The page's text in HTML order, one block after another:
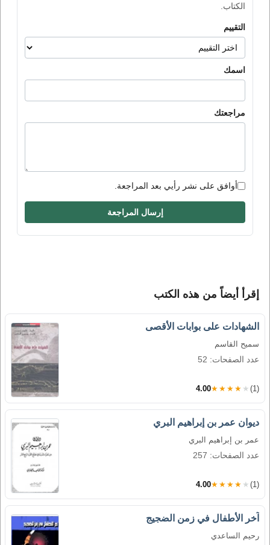
الكتاب.
التقييم
اسمك
مراجعتك
أوافق على نشر رأيي بعد المراجعة.
إرسال المراجعة
إقرأ أيضاً من هذه الكتب
الشهادات على بوابات الأقصى
سميح القاسم
عدد الصفحات: 52
4.00★★★★★ (1)
ديوان عمر بن إبراهيم البري
عمر بن إبراهيم البري
عدد الصفحات: 257
4.00★★★★★ (1)
آخر الأطفال في زمن الضجيج
رحيم الساعدي